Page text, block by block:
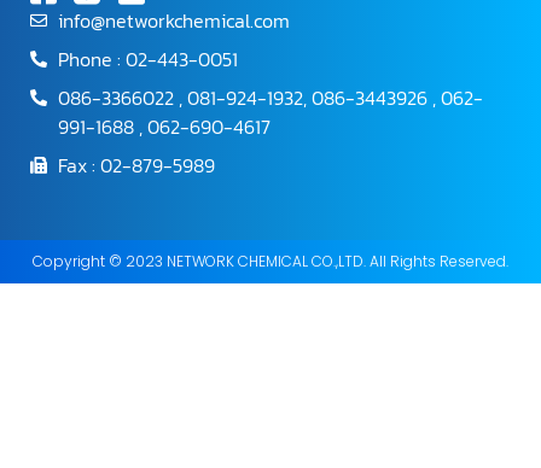
info@networkchemical.com
Phone : 02-443-0051
086-3366022 , 081-924-1932, 086-3443926 , 062-
991-1688 , 062-690-4617
Fax : 02-879-5989
Copyright © 2023 NETWORK CHEMICAL CO.,LTD. All Rights Reserved.